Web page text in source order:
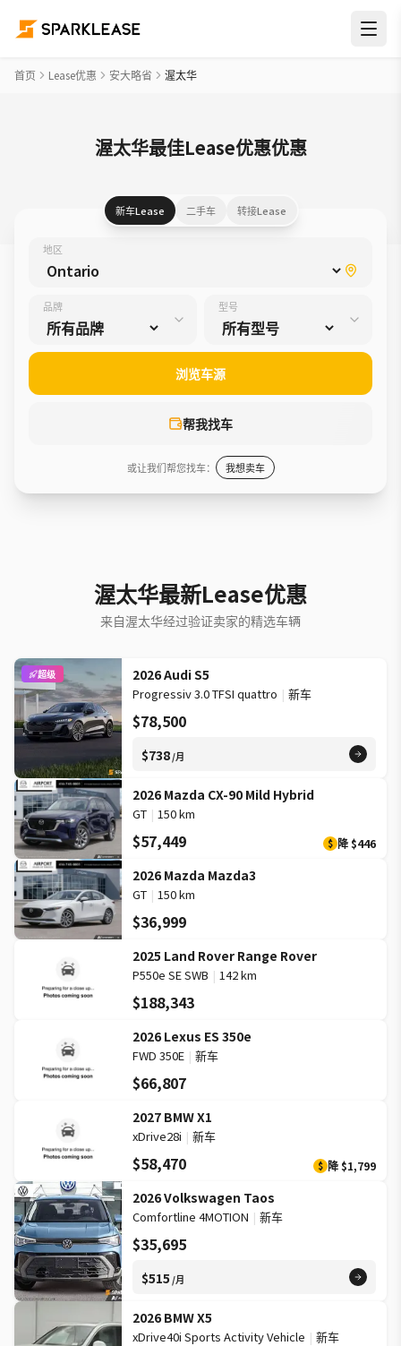
首页 Lease优惠 安大略省 渥太华
渥太华最佳Lease优惠优惠
新车Lease 二手车 转接Lease
地区
品牌 型号
帮我找车
浏览车源
或让我们帮您找车： 我想卖车
渥太华最新Lease优惠
来自渥太华经过验证卖家的精选车辆
超级 2026 Audi S5
Progressiv 3.0 TFSI quattro | 新车
$78,500
$738/月
2026 Mazda CX-90 Mild Hybrid
GT | 150 km
$57,449 $ 降 $446
2026 Mazda Mazda3
GT | 150 km
$36,999
2025 Land Rover Range Rover
P550e SE SWB | 142 km
$188,343
2026 Lexus ES 350e
FWD 350E | 新车
$66,807
2027 BMW X1
xDrive28i | 新车
$58,470 $ 降 $1,799
2026 Volkswagen Taos
Comfortline 4MOTION | 新车
$35,695
$515 /月
2026 BMW X5
xDrive40i Sports Activity Vehicle | 新车